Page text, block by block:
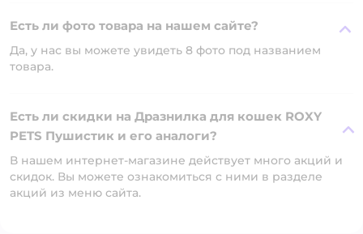
Есть ли фото товара на нашем сайте?
Да, у нас вы можете увидеть 8 фото под названием
товара.
Есть ли скидки на Дразнилка для кошек ROXY
PETS Пушистик и его аналоги?
В нашем интернет-магазине действует много акций и
скидок. Вы можете ознакомиться с ними в разделе
акций из меню сайта.